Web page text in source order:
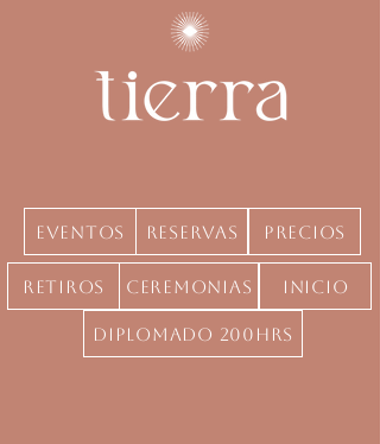
Reservas
Eventos precios
Ceremonias
Retiros inicio
Diplomado 200hrs